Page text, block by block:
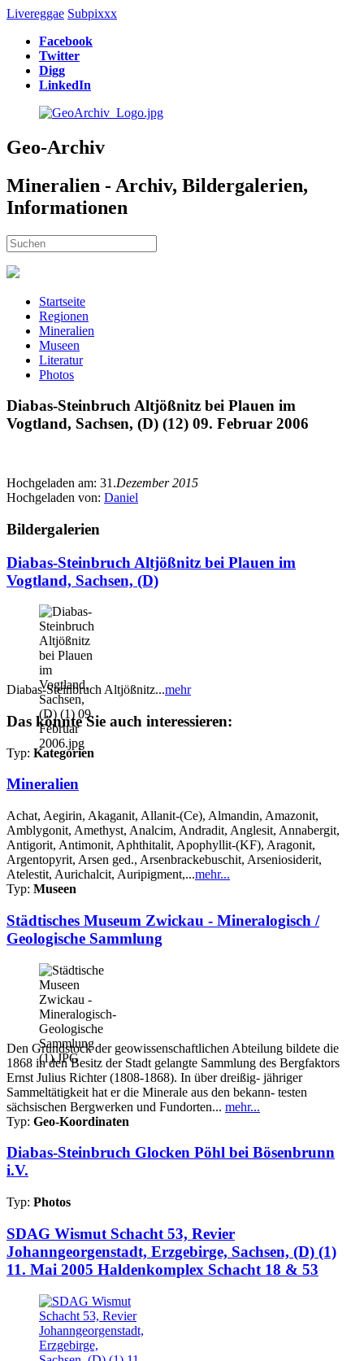
Livereggae Subpixxx
Facebook
Twitter
Digg
LinkedIn
Geo-Archiv
Mineralien - Archiv, Bildergalerien,
Informationen
Startseite
Regionen
Mineralien
Museen
Literatur
Photos
Diabas-Steinbruch Altjößnitz bei Plauen im
Vogtland, Sachsen, (D) (12) 09. Februar 2006
Hochgeladen am: 31.Dezember 2015
Hochgeladen von: Daniel
Bildergalerien
Diabas-Steinbruch Altjößnitz bei Plauen im
Vogtland, Sachsen, (D)
Diabas-Steinbruch Altjößnitz...mehr
Das könnte Sie auch interessieren:
Typ: Kategorien
Mineralien
Achat, Aegirin, Akaganit, Allanit-(Ce), Almandin, Amazonit,
Amblygonit, Amethyst, Analcim, Andradit, Anglesit, Annabergit,
Antigorit, Antimonit, Aphthitalit, Apophyllit-(KF), Aragonit,
Argentopyrit, Arsen ged., Arsenbrackebuschit, Arseniosiderit,
Atelestit, Aurichalcit, Auripigment,...mehr...
Typ: Museen
Städtisches Museum Zwickau - Mineralogisch /
Geologische Sammlung
Den Grundstock der geowissenschaftlichen Abteilung bildete die
1868 in den Besitz der Stadt gelangte Sammlung des Bergfaktors
Ernst Julius Richter (1808-1868). In über dreißig- jähriger
Sammeltätigkeit hat er die Minerale aus den bekann- testen
sächsischen Bergwerken und Fundorten... mehr...
Typ: Geo-Koordinaten
Diabas-Steinbruch Glocken Pöhl bei Bösenbrunn
i.V.
Typ: Photos
SDAG Wismut Schacht 53, Revier
Johanngeorgenstadt, Erzgebirge, Sachsen, (D) (1)
11. Mai 2005 Haldenkomplex Schacht 18 & 53